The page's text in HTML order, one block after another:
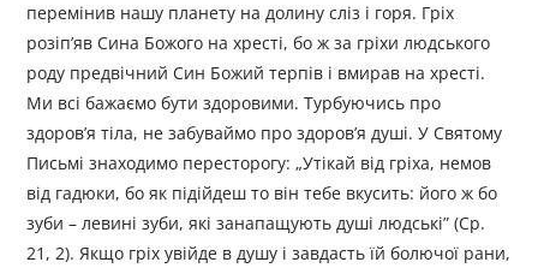
перемінив нашу планету на долину сліз і горя. Гріх
розіп’яв Сина Божого на хресті, бо ж за гріхи людського
роду предвічний Син Божий терпів і вмирав на хресті.
Ми всі бажаємо бути здоровими. Турбуючись про
здоров’я тіла, не забуваймо про здоров’я душі. У Святому
Письмі знаходимо пересторогу: „Утікай від гріха, немов
від гадюки, бо як підійдеш то він тебе вкусить: його ж бо
зуби – левині зуби, які занапащують душі людські” (Ср.
21, 2). Якщо гріх увійде в душу і завдасть їй болючої рани,